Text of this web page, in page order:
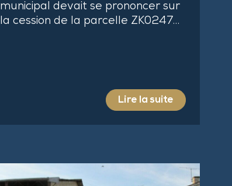
municipal devait se prononcer sur
la cession de la parcelle ZK0247…
Lire la suite